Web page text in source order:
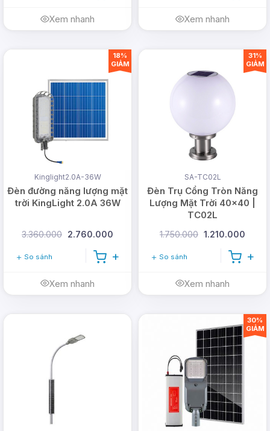
không bị ảnh hưởng.
7. Lắp đặt dễ dàng
Dây cáp nối từ đèn đến tấm pin tầm 4-5m, thoải
mái cho việc lắp đặt, chỉ cần cắm đúng chiều vào
dắt cắm, đặt tấm pin nơi tấm pin có thể nhận được
ánh nắng từ mặt trời tốt nhất thì chúng ta có thế sử
Xem nhanh Xem nhanh
Kinglight2.0A-36W
Đèn đường năng lượng mặt
trời KingLight 2.0A 36W
3.360.000 2.760.000
So sánh
Xem nhanh
18%
GIẢM
SA-TC02L
Đèn Trụ Cổng Tròn Năng
Lượng Mặt Trời 40x40 |
TC02L
1.750.000 1.210.000
So sánh
Xem nhanh
31%
GIẢM
30%
GIẢM